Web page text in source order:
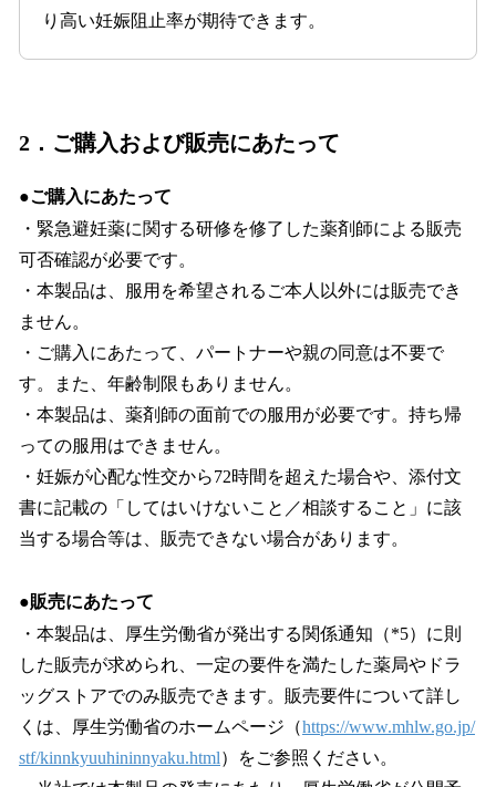
り高い妊娠阻止率が期待できます。
2．ご購入および販売にあたって
●ご購入にあたって
・緊急避妊薬に関する研修を修了した薬剤師による販売
可否確認が必要です。
・本製品は、服用を希望されるご本人以外には販売でき
ません。
・ご購入にあたって、パートナーや親の同意は不要で
す。また、年齢制限もありません。
・本製品は、薬剤師の面前での服用が必要です。持ち帰
っての服用はできません。
・妊娠が心配な性交から72時間を超えた場合や、添付文
書に記載の「してはいけないこと／相談すること」に該
当する場合等は、販売できない場合があります。
●販売にあたって
・本製品は、厚生労働省が発出する関係通知（*5）に則
した販売が求められ、一定の要件を満たした薬局やドラ
ッグストアでのみ販売できます。販売要件について詳し
くは、厚生労働省のホームページ（https://www.mhlw.go.jp/
stf/kinnkyuuhininnyaku.html）をご参照ください。